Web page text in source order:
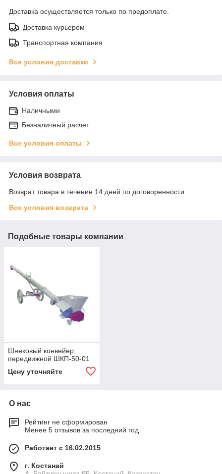
Доставка осуществляется только по предоплате.
Доставка курьером
Транспортная компания
Все условия доставки
Условия оплаты
Наличными
Безналичный расчет
Все условия оплаты
Условия возврата
Возврат товара в течение 14 дней по договоренности
Все условия возврата
Подобные товары компании
Шнековый конвейер
передвижной ШКП-50-01
Цену уточняйте
О нас
Рейтинг не сформирован
Менее 5 отзывов за последний год
Работает с 16.02.2015
г. Костанай